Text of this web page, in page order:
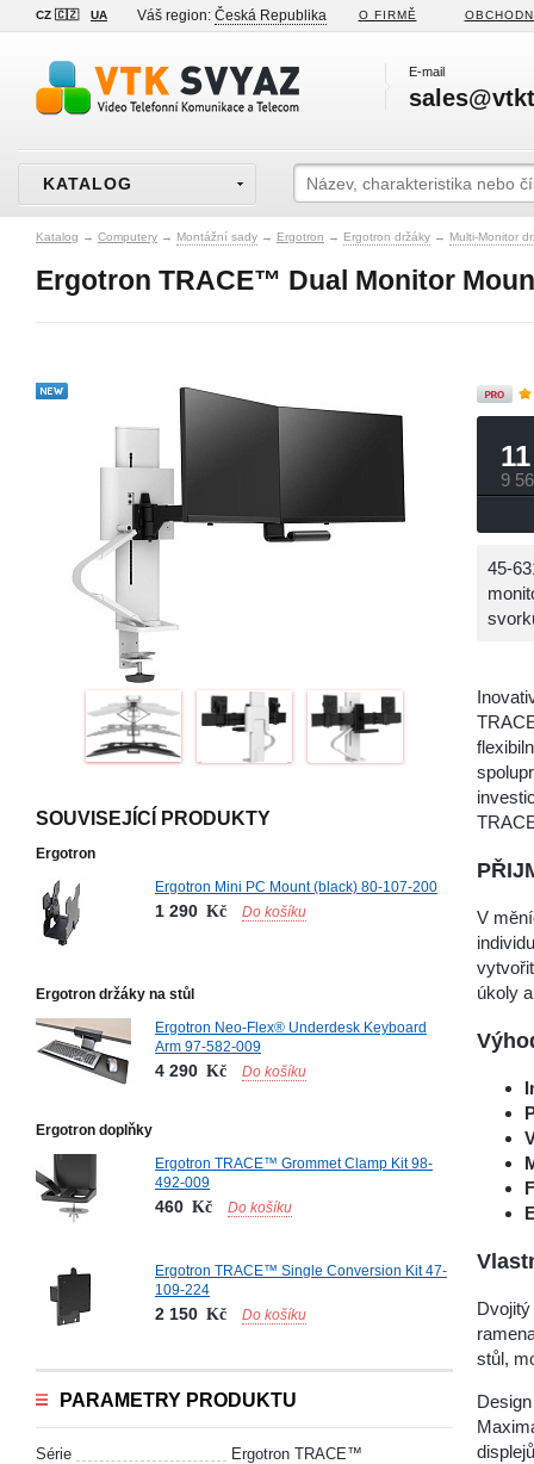
CZ 🇨🇿 UA Váš region: Česká Republika O FIRMĚ
E-mail
KATALOG
Katalog → Computery → Montážní sady → Ergotron → Ergotron držáky → Multi-Monitor
Ergotron TRACE™ Dual Monitor
SOUVISEJÍCÍ PRODUKTY
Ergotron
Ergotron Mini PC Mount (black) 80-107-200
1 290 Kč Do košíku
Ergotron držáky na stůl
Ergotron Neo-Flex® Underdesk Keyboard
Arm 97-582-009
4 290 Kč Do košíku
Ergotron doplňky
Ergotron TRACE™ Grommet Clamp Kit 98-
492-009
460 Kč Do košíku
Ergotron TRACE™ Single Conversion Kit 47-
109-224
2 150 Kč Do košíku
PARAMETRY PRODUKTU
Série Ergotron TRACE™
9
45-
V
úkoly
stůl,